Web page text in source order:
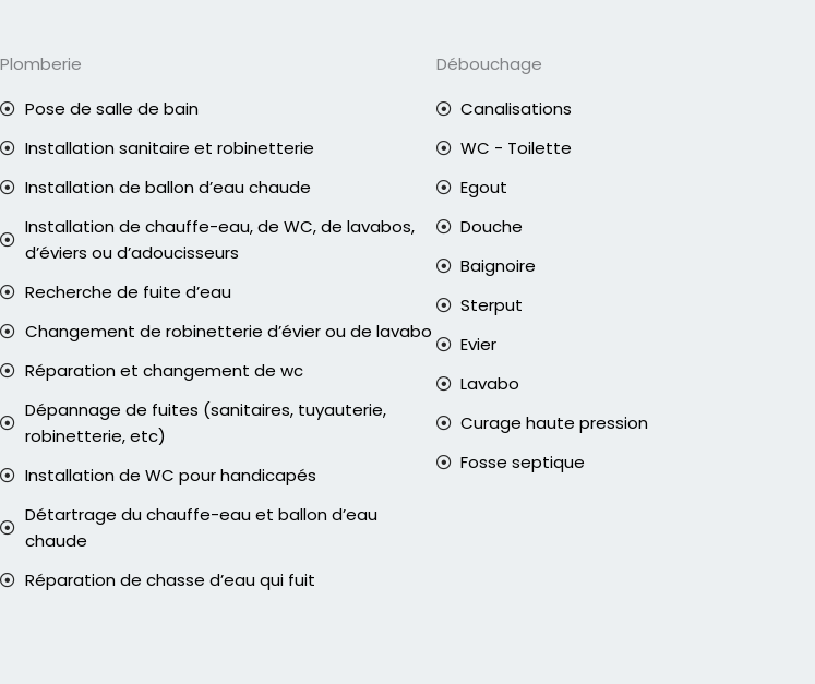
Plomberie
Pose de salle de bain
Installation sanitaire et robinetterie
Installation de ballon d’eau chaude
Installation de chauffe-eau, de WC, de lavabos,
d’éviers ou d’adoucisseurs
Recherche de fuite d’eau
Changement de robinetterie d’évier ou de lavabo
Réparation et changement de wc
Dépannage de fuites (sanitaires, tuyauterie,
robinetterie, etc)
Installation de WC pour handicapés
Détartrage du chauffe-eau et ballon d’eau
chaude
Réparation de chasse d’eau qui fuit
Débouchage
Canalisations
WC - Toilette
Egout
Douche
Baignoire
Sterput
Evier
Lavabo
Curage haute pression
Fosse septique